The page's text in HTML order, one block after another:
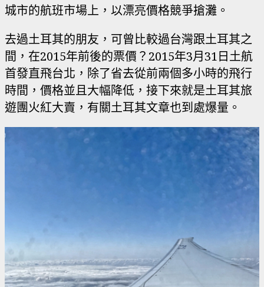
城市的航班市場上，以漂亮價格競爭搶灘。
去過土耳其的朋友，可曾比較過台灣跟土耳其之
間，在2015年前後的票價？2015年3月31日土航
首發直飛台北，除了省去從前兩個多小時的飛行
時間，價格並且大幅降低，接下來就是土耳其旅
遊團火紅大賣，有關土耳其文章也到處爆量。